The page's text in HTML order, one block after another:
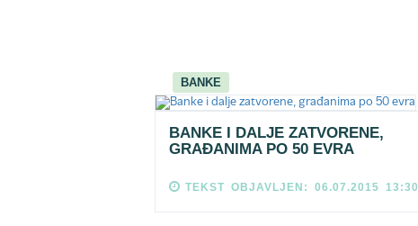
BANKE
BANKE I DALJE ZATVORENE,
GRAĐANIMA PO 50 EVRA
TEKST OBJAVLJEN: 06.07.2015 13:30